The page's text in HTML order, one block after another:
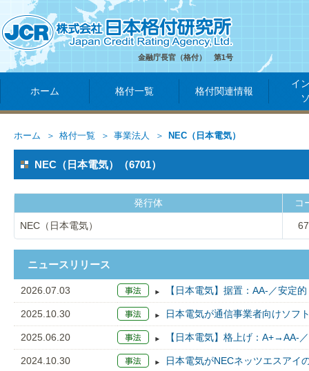
金融庁長官（格付） 第1号
ホーム 格付一覧 格付関連情報
イ
ホーム 格付一覧 事業法人 NEC（日本電気）
NEC（日本電気）（6701）
発行体 コ
NEC（日本電気）
ニュースリリース
2026.07.03 【日本電気】据置：AA-／安定的
2025.10.30 日本電気が通信事業者向けソフ
2025.06.20 【日本電気】格上げ：A+→AA-
2024.10.30 日本電気がNECネッツエスアイ